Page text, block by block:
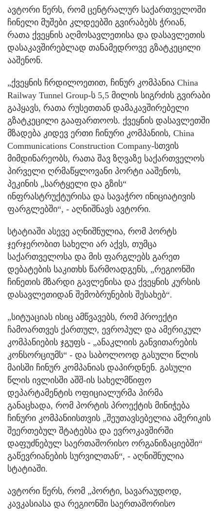
ავტორი წერს, რომ ცენტრალურ საქართველოში
ჩინელი მუშები კლდეებში გვირაბებს ჭრიან,
რათა ქვეყნის აღმოსავლეთისა და დასავლეთის
დასაკავშირებლად თანამედროვე გზატკეცილი
ააშენონ.
„ქვეყნის ჩრდილოეთით, ჩინურ კომპანია China
Railway Tunnel Group-ს 5,5 მილის სიგრძის გვირაბი
გაჰყავს, რათა რუსეთთან დამაკავშირებელი
გზატკეცილი გააფართოოს. ქვეყნის დასავლეთში
მზადება კიდევ ერთი ჩინური კომპანიის, China
Communications Construction Company-სთვის
მიმდინარეობს, რათა შავ ზღვაზე საქართველოს
პირველი ღრმაწყლოვანი პორტი ააშენოს,
პეკინის „სარტყელი და გზის“
ინფრასტრუქტურისა და სავაჭრო ინიციატივის
ფარგლებში“, - აღნიშნავს ავტორი.
სტატიაში ასევე აღნიშნულია, რომ პორტს
ჯერჯერობით სახელი არ აქვს, თუმცა
საქართველოსა და მის ფარგლებს გარეთ
დებატების საკითხს წარმოადგენს, „რეგიონში
ჩინეთის მზარდი გავლენისა და ქვეყნის კურსის
დასავლეთიდან შემობრუნების შესახებ“.
„სიტუაციას ისიც ამწვავებს, რომ პროექტი
ჩამოართვეს ქართულ, ევროპულ და ამერიკულ
კომპანიების ჯგუფს - „ანაკლიის განვითარების
კონსორციუმს“ - და საბოლოოდ გასული წლის
მაისში ჩინურ კომპანიას დაპირდნენ. გასული
წლის ივლისში აშშ-ის სახელმწიფო
დეპარტამენტის ოფიციალურმა პირმა
განაცხადა, რომ პორტის პროექტის მინიჭება
ჩინური კომპანიისთვის „შეუთავსებელია ამერიკის
შეერთებულ შტატებსა და ევროკავშირში
დაფუძნებულ საერთაშორისო ორგანიზაციებში“
გაწევრიანების სურვილთან“, - აღნიშნულია
სტატიაში.
ავტორი წერს, რომ „პორტი, სავარაუდოდ,
კავკასიასა და რეგიონში საერთაშორისო